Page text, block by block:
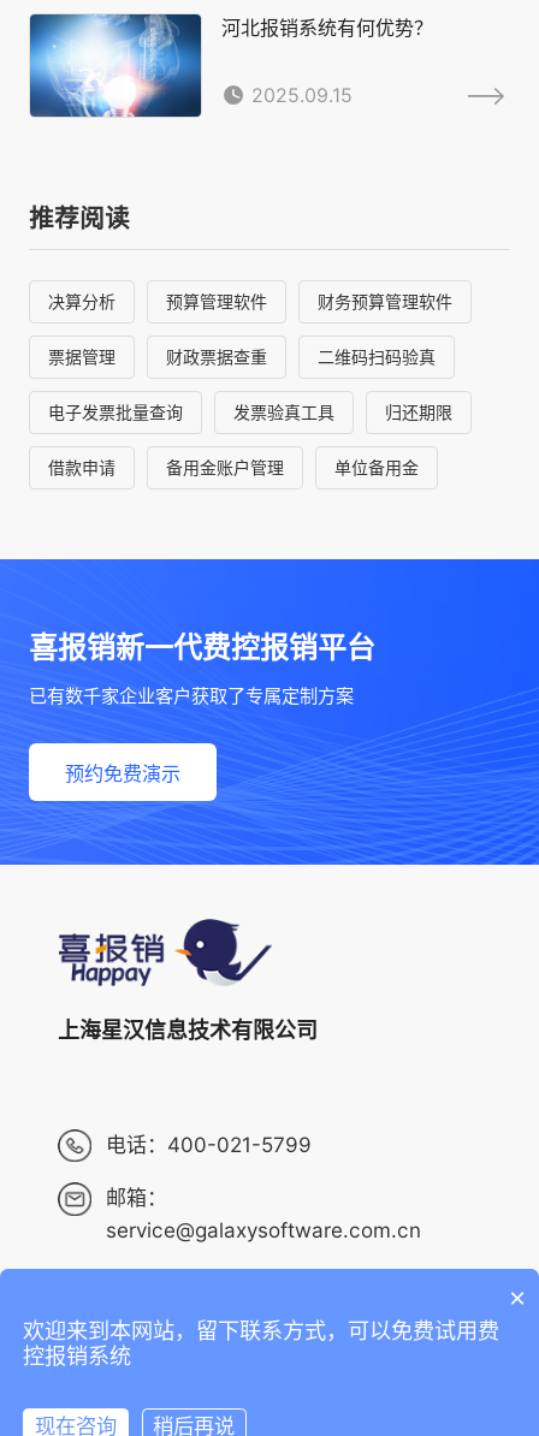
河北报销系统有何优势？
2025.09.15
推荐阅读
决算分析 预算管理软件 财务预算管理软件
票据管理 财政票据查重 二维码扫码验真
电子发票批量查询 发票验真工具 归还期限
借款申请 备用金账户管理 单位备用金
喜报销新一代费控报销平台
已有数千家企业客户获取了专属定制方案
预约免费演示
上海星汉信息技术有限公司
电话： 400-021-5799
邮箱：
service@galaxysoftware.com.cn
Copyright ©2013-2023 上海星汉信息技术有限公司 版权
沪ICP备14001765号-6
×
欢迎来到本网站，留下联系方式，可以免费试用费
控报销系统
现在咨询 稍后再说